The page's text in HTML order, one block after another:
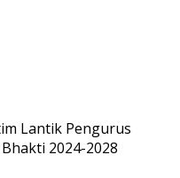
Lantik Pengurus
2024-2028